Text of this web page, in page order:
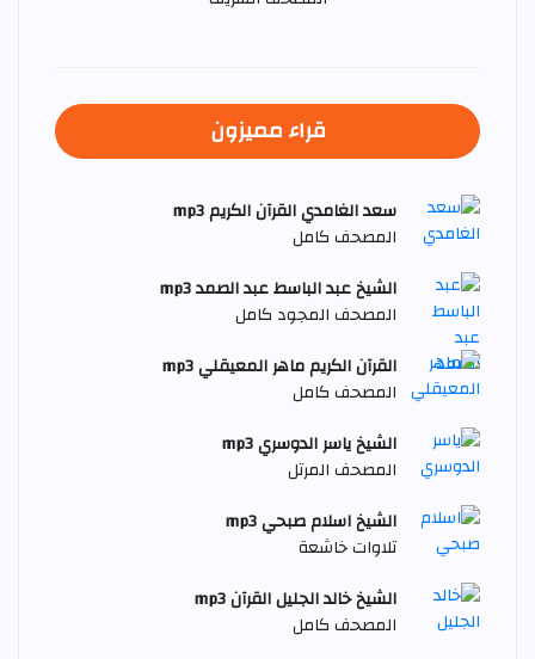
قراء مميزون
سعد الغامدي القرآن الكريم mp3
المصحف كامل
الشيخ عبد الباسط عبد الصمد mp3
المصحف المجود كامل
القرآن الكريم ماهر المعيقلي mp3
المصحف كامل
الشيخ ياسر الدوسري mp3
المصحف المرتل
الشيخ اسلام صبحي mp3
تلاوات خاشعة
الشيخ خالد الجليل القرآن mp3
المصحف كامل